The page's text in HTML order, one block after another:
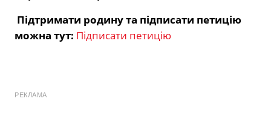
Підтримати родину та підписати петицію
можна тут: Підписати петицію
РЕКЛАМА